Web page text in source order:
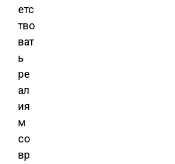
етс
тво
ват
ь
ре
ал
ия
м
со
вр